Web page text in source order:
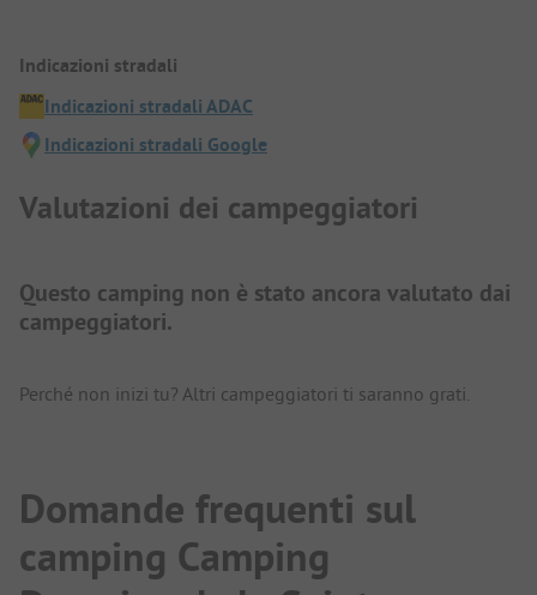
Indicazioni stradali
Indicazioni stradali ADAC
Indicazioni stradali Google
Valutazioni dei campeggiatori
Questo camping non è stato ancora valutato dai
campeggiatori.
Perché non inizi tu? Altri campeggiatori ti saranno grati.
Domande frequenti sul
camping Camping